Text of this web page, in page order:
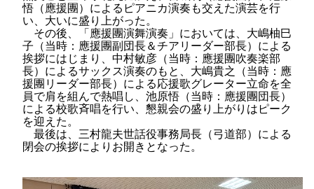
悟（應援團）によるピアニカ演奏も交えた演芸を行
い、大いに盛り上がった。
その後、「應援團演舞演奏」においては、大嶋柚巳
子（当時：應援團副団長＆チアリーダー部長）による
挨拶にはじまり、中村敏彦（当時：應援團吹奏楽部
長）によるサックス演奏のもと、大嶋貴之（当時：應
援團リーダー部長）による応援歌グレーター立命を全
員で肩を組んで熱唱し、池原悟（当時：應援團団長）
による校歌斉唱を行い、懇親会の盛り上がりはピーク
を迎えた。
最後は、三村龍夫世話役事務局長（弓道部）による
閉会の挨拶によりお開きとなった。